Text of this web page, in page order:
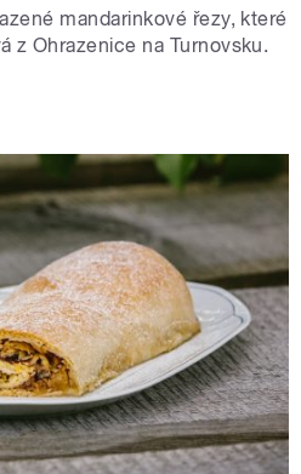
mandarinkové řezy, které
z Ohrazenice na Turnovsku.